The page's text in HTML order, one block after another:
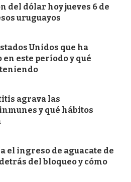
del dólar hoy jueves 6 de
uruguayos
Unidos que ha
este período y qué
agrava las
y qué hábitos
el ingreso de aguacate de
del bloqueo y cómo